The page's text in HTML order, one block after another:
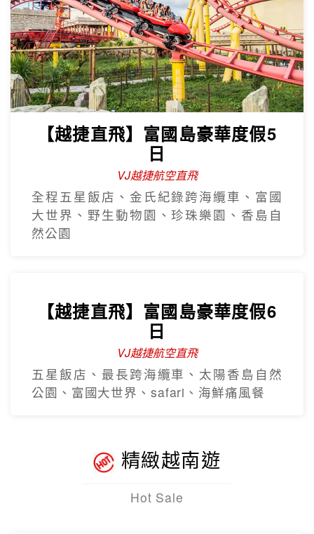
【越捷直飛】富國島豪華度假5
日
VJ越捷航空直飛
全程五星飯店、金氏紀錄跨海纜車、富國
大世界、野生動物園、珍珠樂園、香島自
然公園
【越捷直飛】富國島豪華度假6
日
精緻越南遊
Hot Sale
【越捷航空】經典峴港中越雙城
全程無購物站